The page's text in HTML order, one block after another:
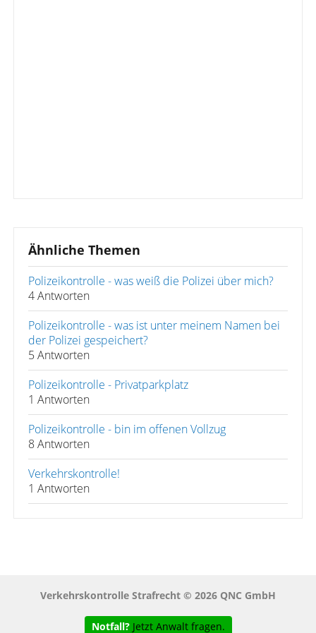
Ähnliche Themen
Polizeikontrolle - was weiß die Polizei über mich?
4 Antworten
Polizeikontrolle - was ist unter meinem Namen bei
der Polizei gespeichert?
5 Antworten
Polizeikontrolle - Privatparkplatz
1 Antworten
Polizeikontrolle - bin im offenen Vollzug
8 Antworten
Verkehrskontrolle!
1 Antworten
Verkehrskontrolle Strafrecht © 2026 QNC GmbH
Notfall? Jetzt Anwalt fragen.